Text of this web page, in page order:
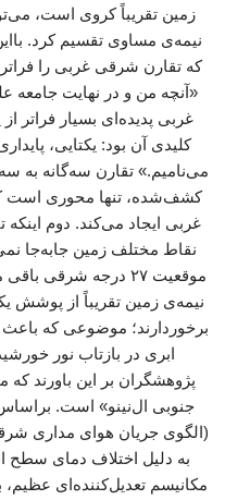
زمین تقریباً کروی است،
نیمه‌ی مساوی تقسیم کرد.
که تقارن شرقی غربی را
«آنچه من و در نهایت جامعه
غربی پدیده‌ای بسیار
کلیدی آن بود: یکتایی،
می‌نامیم.» تقارن سه‌گانه به
کشف‌شده، تنها محوری است
غربی ایجاد می‌کند. دوم
موقعیت ۲۷ درجه
نیمه‌ی زمین تقریباً از پوشش
برخوردارند؛ موضوعی که
ابری در بازتاب نور
پژوهشگران بر این باورند
جنوبی ال‌نینو» است.
(الگوی جریان هوای مداری
به دلیل اختلاف دمای سطح
مکانیسم تعدیل‌کننده‌ای عظیم،